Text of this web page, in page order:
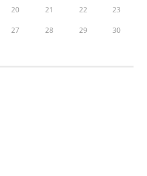
20 21 22 23
27 28 29 30